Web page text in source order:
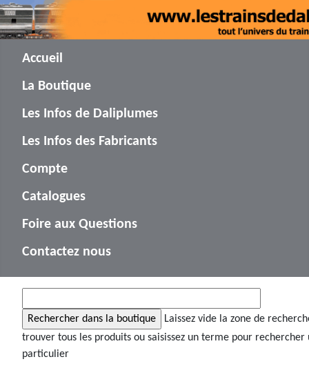
Accueil
La Boutique
Les Infos de Daliplumes
Les Infos des Fabricants
Compte
Catalogues
Foire aux Questions
Contactez nous
Laissez vide la zone de
trouver tous les produits ou saisissez un terme pour rechercher
particulier